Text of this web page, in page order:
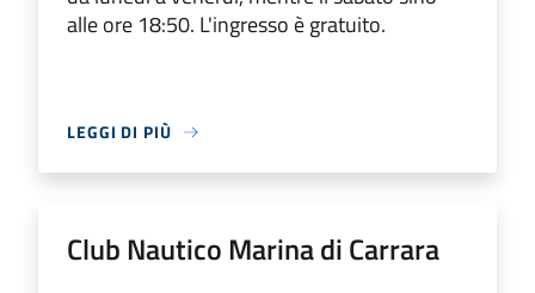
alle ore 18:50. L'ingresso è gratuito.
LEGGI DI PIÙ
Club Nautico Marina di Carrara